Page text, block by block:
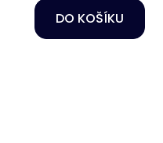
DO KOŠÍKU